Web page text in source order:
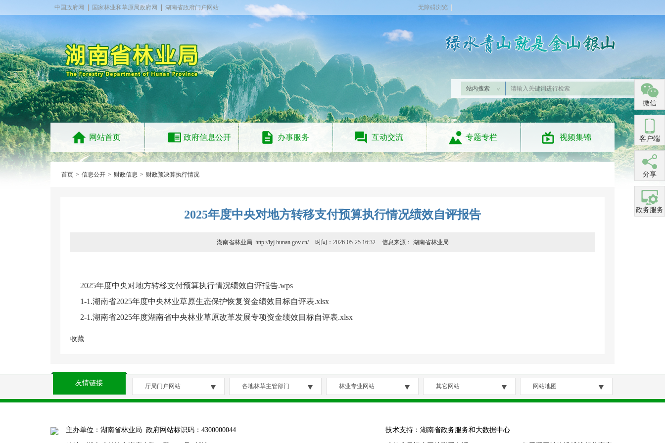
中国政府网 国家林业和草原局政府网 湖南省政府门户网站 无障碍浏览
站内搜索
网站首页 政府信息公开 办事服务 互动交流 专题专栏 视频集锦
首页 > 信息公开 > 财政信息 > 财政预决算执行情况
2025年度中央对地方转移支付预算执行情况绩效自评报告
湖南省林业局 http://lyj.hunan.gov.cn/ 时间：2026-05-25 16:32 信息来源： 湖南省林业局
2025年度中央对地方转移支付预算执行情况绩效自评报告.wps
1-1.湖南省2025年度中央林业草原生态保护恢复资金绩效目标自评表.xlsx
2-1.湖南省2025年度湖南省中央林业草原改革发展专项资金绩效目标自评表.xlsx
收藏
友情链接 厅局门户网站 各地林草主管部门 林业专业网站 其它网站 网站地图
主办单位：湖南省林业局 政府网站标识码：4300000044 技术支持：湖南省政务服务和大数据中心
微信
客户端
分享
政务服务